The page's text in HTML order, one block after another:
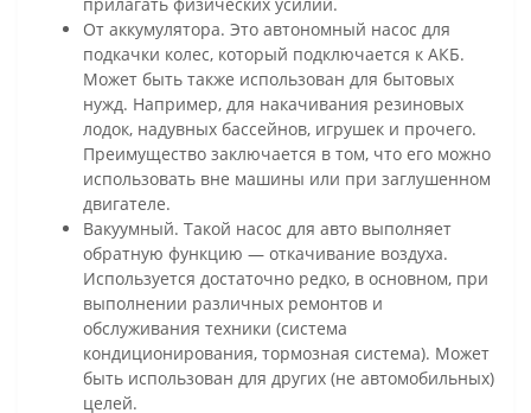
От аккумулятора. Это автономный насос для
подкачки колес, который подключается к АКБ.
Может быть также использован для бытовых
нужд. Например, для накачивания резиновых
лодок, надувных бассейнов, игрушек и прочего.
Преимущество заключается в том, что его можно
использовать вне машины или при заглушенном
двигателе.
Вакуумный. Такой насос для авто выполняет
обратную функцию — откачивание воздуха.
Используется достаточно редко, в основном, при
выполнении различных ремонтов и
обслуживания техники (система
кондиционирования, тормозная система). Может
быть использован для других (не автомобильных)
целей.